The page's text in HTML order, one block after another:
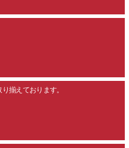
揃えております。